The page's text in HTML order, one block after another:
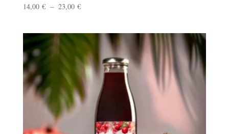
14,00 € – 23,00 €Plage
14,00 €
23,00 €